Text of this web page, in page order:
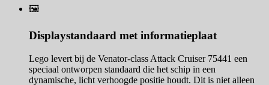
🖼️
Displaystandaard met informatieplaat
Lego levert bij de Venator-class Attack Cruiser 75441 een
speciaal ontworpen standaard die het schip in een
dynamische, licht verhoogde positie houdt. Dit is niet alleen